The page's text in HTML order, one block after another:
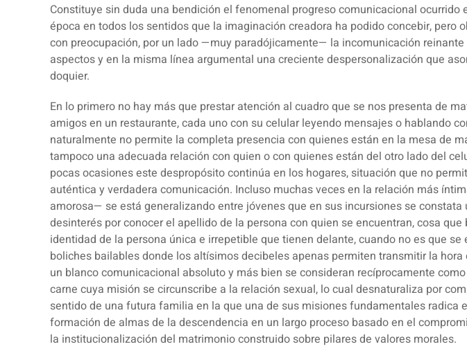
Constituye sin duda una bendición el fenomenal progreso comunicacional ocurrido
época en todos los sentidos que la imaginación creadora ha podido concebir, pero
con preocupación, por un lado —muy paradójicamente— la incomunicación reinante
aspectos y en la misma línea argumental una creciente despersonalización que
doquier.
En lo primero no hay más que prestar atención al cuadro que se nos presenta de
amigos en un restaurante, cada uno con su celular leyendo mensajes o hablando
naturalmente no permite la completa presencia con quienes están en la mesa de
tampoco una adecuada relación con quien o con quienes están del otro lado del
pocas ocasiones este despropósito continúa en los hogares, situación que no
auténtica y verdadera comunicación. Incluso muchas veces en la relación más
amorosa— se está generalizando entre jóvenes que en sus incursiones se
desinterés por conocer el apellido de la persona con quien se encuentran, cosa que
identidad de la persona única e irrepetible que tienen delante, cuando no es que se
boliches bailables donde los altísimos decibeles apenas permiten transmitir la hora
un blanco comunicacional absoluto y más bien se consideran recíprocamente
carne cuya misión se circunscribe a la relación sexual, lo cual desnaturaliza por
sentido de una futura familia en la que una de sus misiones fundamentales radica
formación de almas de la descendencia en un largo proceso basado en el
la institucionalización del matrimonio construido sobre pilares de valores morales.